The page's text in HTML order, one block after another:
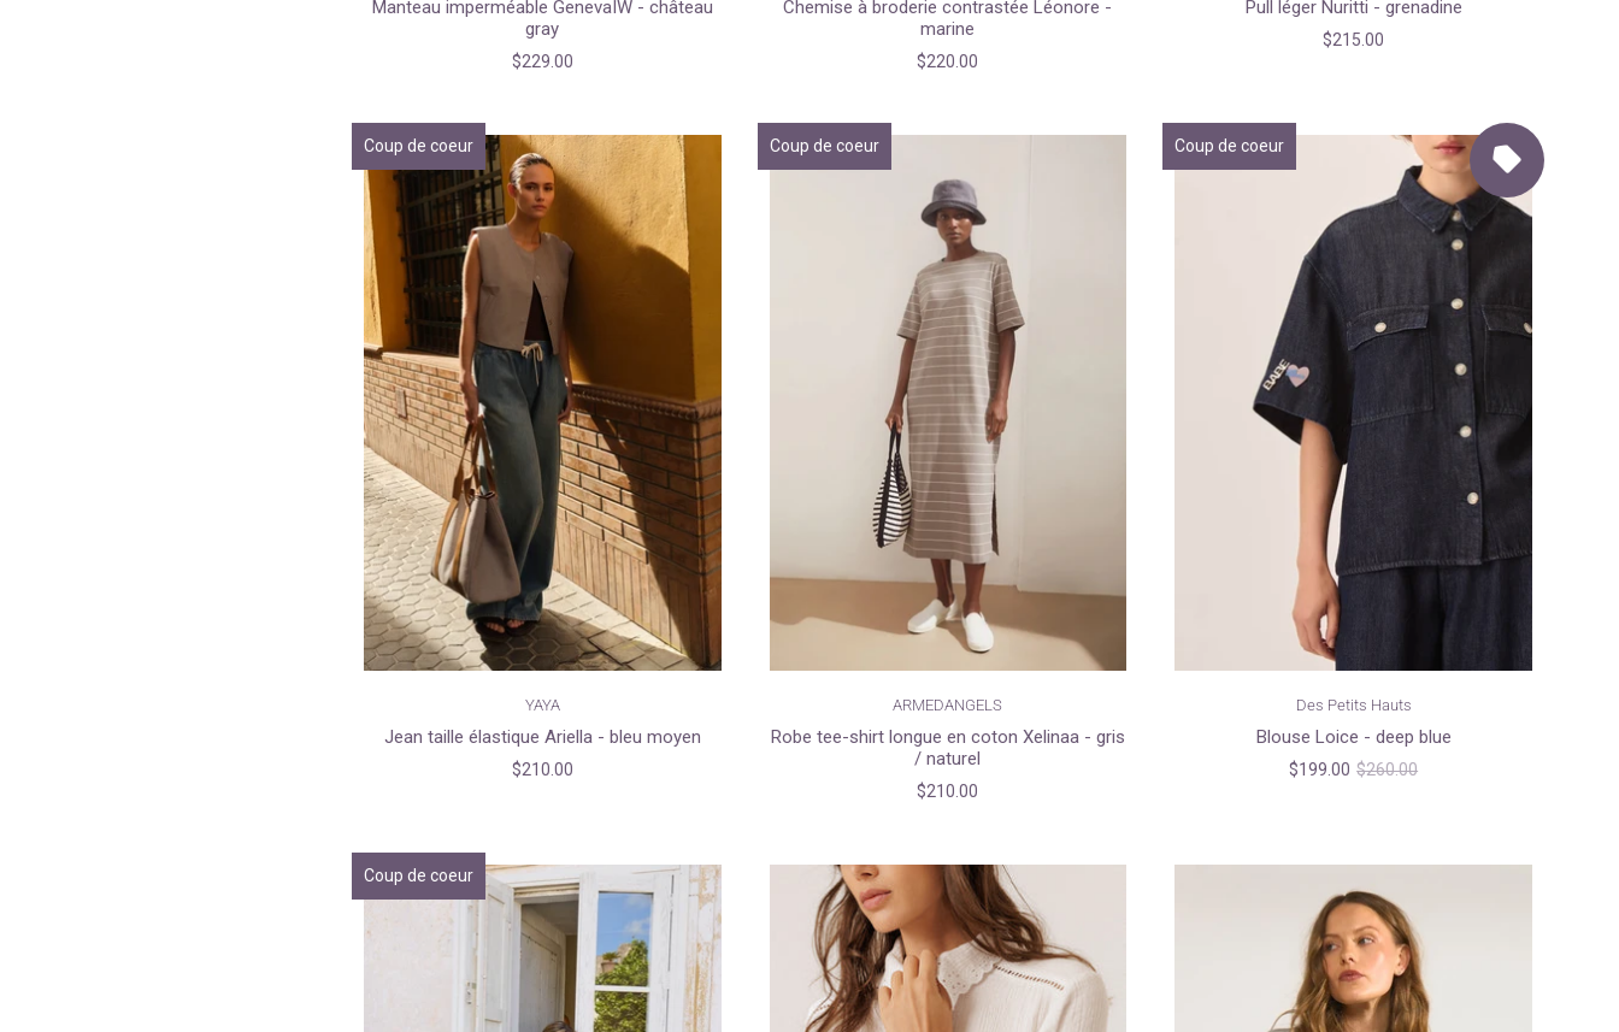
Manteau imperméable GenevaIW - château
gray
$229.00
Chemise à broderie contrastée Léonore -
marine
$220.00
Pull léger Nuritti - grenadine
$215.00
Coup de coeur
YAYA
Jean taille élastique Ariella - bleu moyen
$210.00
Coup de coeur
ARMEDANGELS
Robe tee-shirt longue en coton Xelinaa - gris
/ naturel
$210.00
Coup de coeur
Des Petits Hauts
Blouse Loice - deep blue
$199.00 $260.00
Coup de coeur